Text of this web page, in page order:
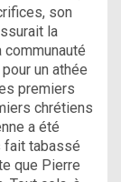
son
la
un athée
premiers
chrétiens
a été
fait tabassé
que Pierre